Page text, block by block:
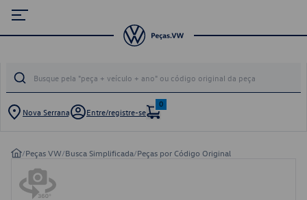
Nova Serrana Entre/registre-se
0
/Peças VW/Busca Simplificada/Peças por Código Original